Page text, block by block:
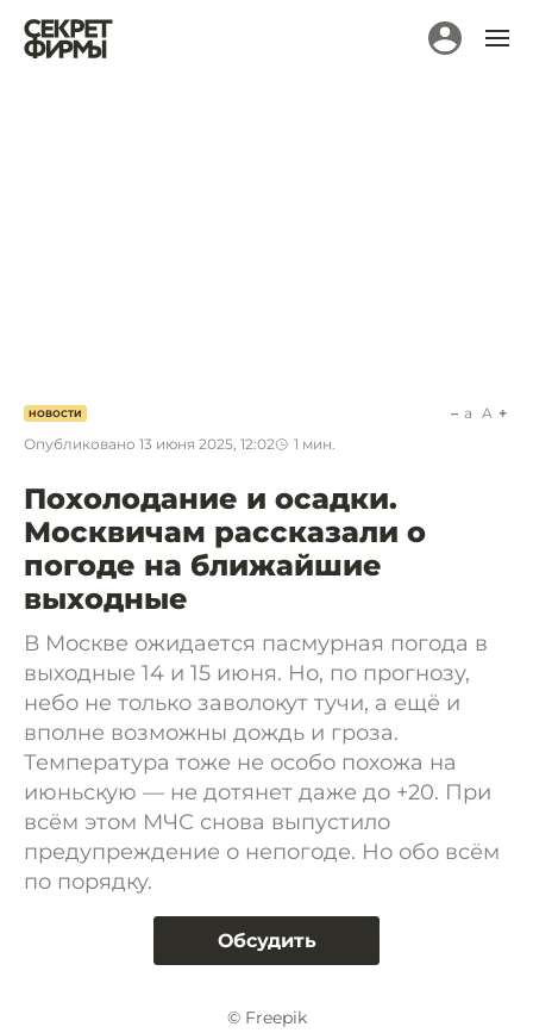
НОВОСТИ
Опубликовано 13 июня 2025, 12:02 1 мин.
a A
Похолодание и осадки.
Москвичам рассказали о
погоде на ближайшие
выходные
В Москве ожидается пасмурная погода в
выходные 14 и 15 июня. Но, по прогнозу,
небо не только заволокут тучи, а ещё и
вполне возможны дождь и гроза.
Температура тоже не особо похожа на
июньскую — не дотянет даже до +20. При
всём этом МЧС снова выпустило
предупреждение о непогоде. Но обо всём
по порядку.
Обсудить
© Freepik